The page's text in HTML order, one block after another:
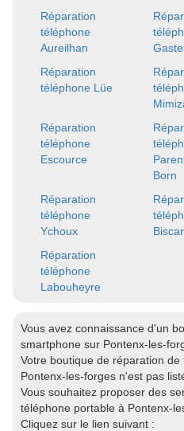
Réparation
téléphone
Aureilhan
Réparation
téléphone Lüe
Réparation
téléphone
Escource
Born
Réparation
téléphone
Ychoux
Réparation
téléphone
Labouheyre
Vous avez connaissance d'un
smartphone sur Pontenx-les-
Votre boutique de réparation
Pontenx-les-forges n'est pas
Vous souhaitez proposer des
téléphone portable à Pontenx-
Cliquez sur le lien suivant :